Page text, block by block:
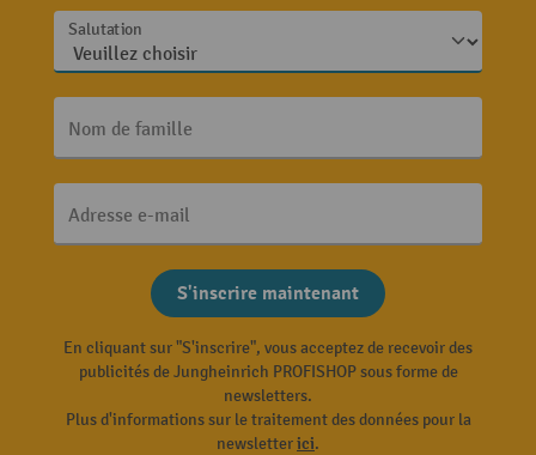
Salutation
Nom de famille
Adresse e-mail
S'inscrire maintenant
En cliquant sur "S'inscrire", vous acceptez de recevoir des
publicités de Jungheinrich PROFISHOP sous forme de
newsletters.
Plus d'informations sur le traitement des données pour la
newsletterici.